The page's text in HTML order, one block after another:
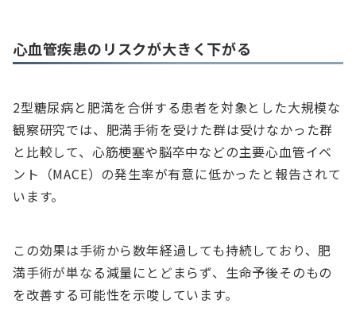
心血管疾患のリスクが大きく下がる
2型糖尿病と肥満を合併する患者を対象とした大規模な
観察研究では、肥満手術を受けた群は受けなかった群
と比較して、心筋梗塞や脳卒中などの主要心血管イベ
ント（MACE）の発生率が有意に低かったと報告されて
います。
この効果は手術から数年経過しても持続しており、肥
満手術が単なる減量にとどまらず、生命予後そのもの
を改善する可能性を示唆しています。